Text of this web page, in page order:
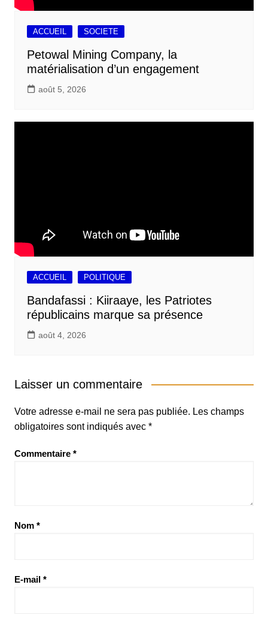
ACCUEIL SOCIETE
Petowal Mining Company, la
matérialisation d’un engagement
août 5, 2026
ACCUEIL POLITIQUE
Bandafassi : Kiiraaye, les Patriotes
républicains marque sa présence
août 4, 2026
Laisser un commentaire
Votre adresse e-mail ne sera pas publiée. Les champs
obligatoires sont indiqués avec *
Commentaire *
Nom *
E-mail *